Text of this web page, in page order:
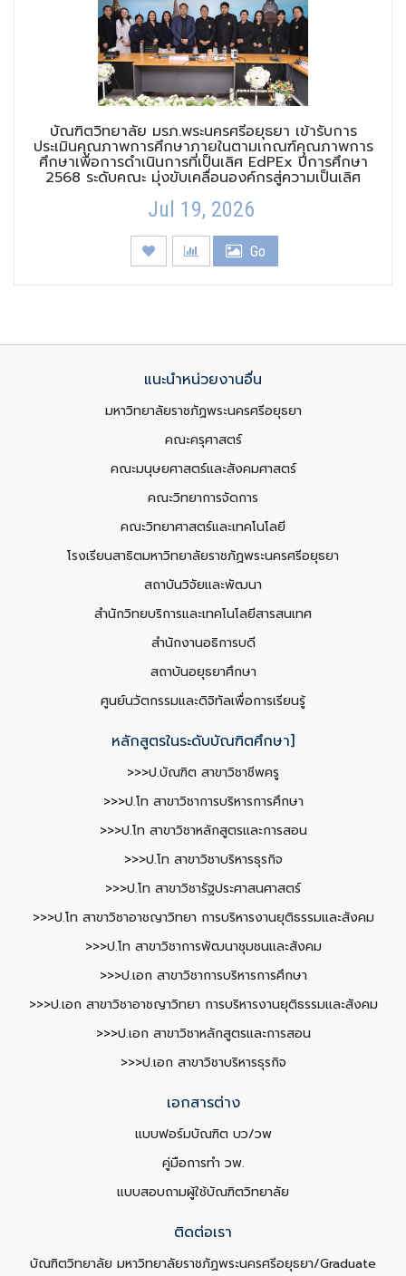
บัณฑิตวิทยาลัย มรภ.พระนครศรีอยุธยา เข้ารับการ
ประเมินคุณภาพการศึกษาภายในตามเกณฑ์คุณภาพการ
ศึกษาเพื่อการดำเนินการที่เป็นเลิศ EdPEx ปีการศึกษา
2568 ระดับคณะ มุ่งขับเคลื่อนองค์กรสู่ความเป็นเลิศ
Jul 19, 2026
Go
แนะนำหน่วยงานอื่น
มหาวิทยาลัยราชภัฏพระนครศรีอยุธยา
คณะครุศาสตร์
คณะมนุษยศาสตร์และสังคมศาสตร์
คณะวิทยาการจัดการ
คณะวิทยาศาสตร์และเทคโนโลยี
โรงเรียนสาธิตมหาวิทยาลัยราชภัฏพระนครศรีอยุธยา
สถาบันวิจัยและพัฒนา
สำนักวิทยบริการและเทคโนโลยีสารสนเทศ
สำนักงานอธิการบดี
สถาบันอยุธยาศึกษา
ศูนย์นวัตกรรมและดิจิทัลเพื่อการเรียนรู้
หลักสูตรในระดับบัณฑิตศึกษา]
>>>ป.บัณฑิต สาขาวิชาชีพครู
>>>ป.โท สาขาวิชาการบริหารการศึกษา
>>>ป.โท สาขาวิชาหลักสูตรและการสอน
>>>ป.โท สาขาวิชาบริหารธุรกิจ
>>>ป.โท สาขาวิชารัฐประศาสนศาสตร์
>>>ป.โท สาขาวิชาอาชญาวิทยา การบริหารงานยุติธรรมและสังคม
>>>ป.โท สาขาวิชาการพัฒนาชุมชนและสังคม
>>>ป.เอก สาขาวิชาการบริหารการศึกษา
>>>ป.เอก สาขาวิชาอาชญาวิทยา การบริหารงานยุติธรรมและสังคม
>>>ป.เอก สาขาวิชาหลักสูตรและการสอน
>>>ป.เอก สาขาวิชาบริหารธุรกิจ
เอกสารต่าง
แบบฟอร์มบัณฑิต บว/วพ
คู่มือการทำ วพ.
แบบสอบถามผู้ใช้บัณฑิตวิทยาลัย
ติดต่อเรา
บัณฑิตวิทยาลัย มหาวิทยาลัยราชภัฏพระนครศรีอยุธยา/Graduate